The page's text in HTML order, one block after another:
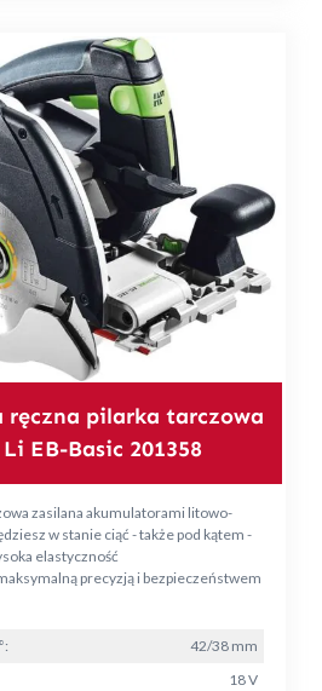
ręczna pilarka tarczowa
EB-Basic 201358
zasilana akumulatorami litowo-
w stanie ciąć - także pod kątem -
elastyczność
precyzją i bezpieczeństwem
42/38 mm
18 V